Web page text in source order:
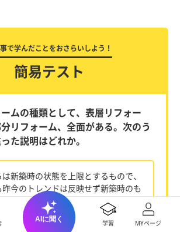
で学んだことをおさらいしよう！
簡易テスト
ムの種類として、表層リフォー
リフォーム、全面がある。次のう
た説明はどれか。
は新築時の状態を上限とするもので、
今のトレンドは反映せず新築時のも
品交換するに留まる。
MYページ
学習
AIに聞く